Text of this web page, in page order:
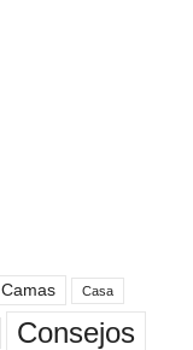
Camas Casa
Consejos